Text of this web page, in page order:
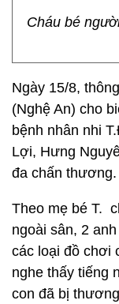
Cháu bé
Ngày 15/8,
(Nghệ An) cho
bệnh nhân nhi
Lợi, Hưng
đa chấn thương.
Theo mẹ bé T.
ngoài sân, 2
các loại đồ chơi
nghe thấy tiếng
con đã bị